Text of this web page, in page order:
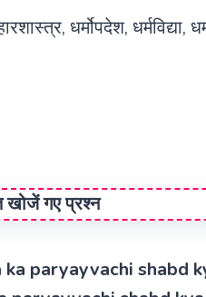
धर्मोपदेश, धर्मविद्या,
खोजें गए प्रश्न
ka paryayvachi shabd